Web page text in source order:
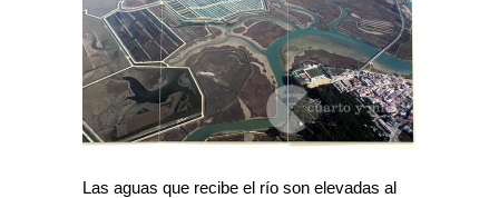
Las aguas que recibe el río son elevadas al